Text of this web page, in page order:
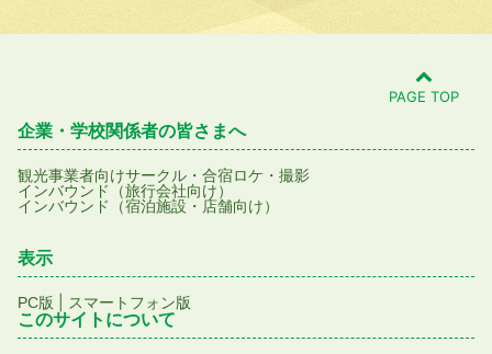
PAGE TOP
企業・学校関係者の皆さまへ
観光事業者向けサークル・合宿ロケ・撮影
インバウンド（旅行会社向け）
インバウンド（宿泊施設・店舗向け）
表示
PC版 スマートフォン版
このサイトについて